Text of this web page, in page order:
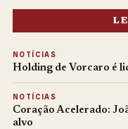
NOTÍCIAS
Holding de Vorcaro é
NOTÍCIAS
Coração Acelerado:
alvo